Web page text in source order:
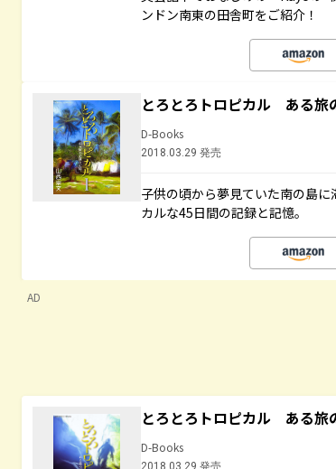
ンドン南東の田舎町をご紹介！
とろとろトロピカル ある
D-Books
2018.03.29 発売
子供の頃から夢見ていた南の島
カルな45日間の記録と記憶。
AD
とろとろトロピカル ある
D-Books
2018.03.29 発売